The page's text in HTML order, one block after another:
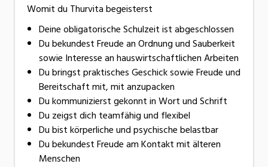
Womit du Thurvita begeisterst
Deine obligatorische Schulzeit ist abgeschlossen
Du bekundest Freude an Ordnung und Sauberkeit
sowie Interesse an hauswirtschaftlichen Arbeiten
Du bringst praktisches Geschick sowie Freude und
Bereitschaft mit, mit anzupacken
Du kommunizierst gekonnt in Wort und Schrift
Du zeigst dich teamfähig und flexibel
Du bist körperliche und psychische belastbar
Du bekundest Freude am Kontakt mit älteren
Menschen